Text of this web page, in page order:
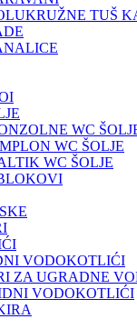
TUŠ
WC
WC ŠOLJE
WC ŠOLJE
VODOKOTLIĆI
ZA UGRADNE
VODOKOTLIĆI